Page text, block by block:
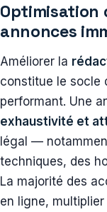
Optimisation
annonces
Améliorer la
constitue le socle
performant. Une
exhaustivité et
légal —
techniques, des
La majorité des
en ligne,